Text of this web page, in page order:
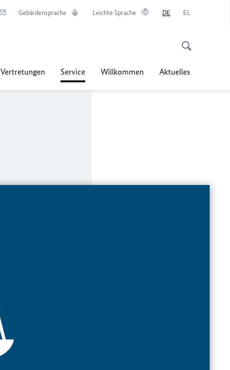
Gebärdensprache Leichte Sprache DE EL
Vertretungen Service Willkommen Aktuelles